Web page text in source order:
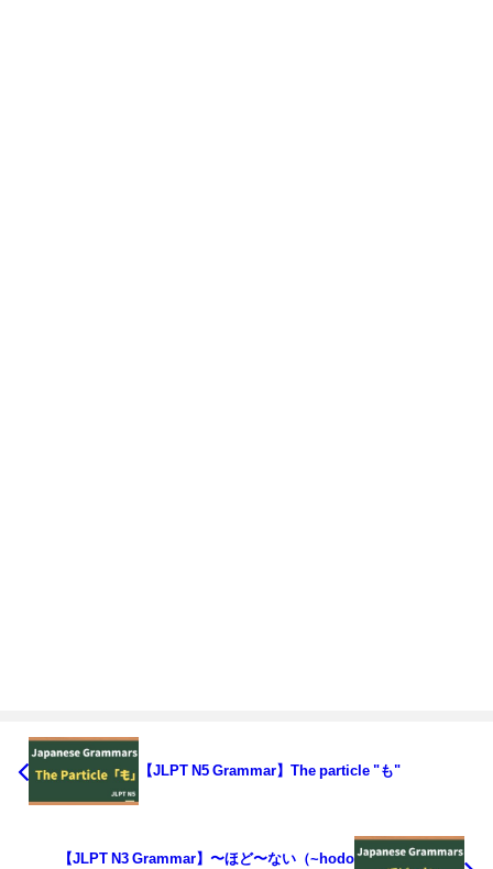
【JLPT N5 Grammar】The particle "も"
【JLPT N3 Grammar】〜ほど〜ない（~hodo